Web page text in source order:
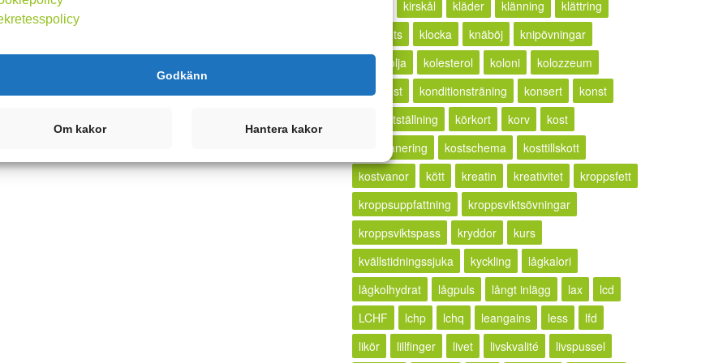
kirskål kläder klänning
klättring
klickhets
klocka knäböj
knipövningar
kokosolja
kolesterol koloni
kolozzeum
kompost
konditionsträning konsert
konst
konstutställning
körkort korv
kost
kostplanering
kostschema
kosttillskott
kostvanor
kött kreatin kreativitet
kroppsfett
kroppsuppfattning
kroppsviktsövningar
kroppsviktspass
kryddor
kurs
kvällstidningssjuka
kyckling
lågkalori
lågkolhydrat
lågpuls långt inlägg lax
lcd
LCHF
lchp lchq leangains less
lfd
likör
lillfinger livet livskvalité livspussel
Godkänn
Om kakor Hantera kakor